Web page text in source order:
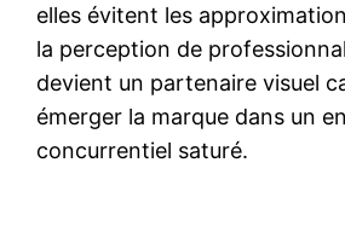
elles évitent les
la perception de
devient un partenaire visuel
émerger la marque dans un
concurrentiel saturé.